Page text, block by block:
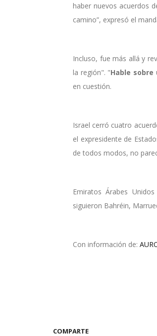
haber nuevos acuerdos
camino”, expresó el
Incluso, fue más allá y
la región". "Hable sobre
en cuestión.
Israel cerró cuatro
el expresidente de
de todos modos, no
Emiratos Árabes
siguieron Bahréin,
Con información de:
COMPARTE